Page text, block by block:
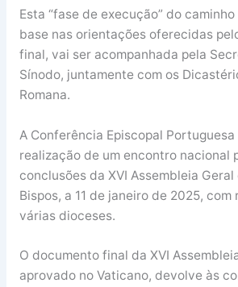
Esta “fase de execução” do
base nas orientações oferecidas
final, vai ser acompanhada pela
Sínodo, juntamente com os
Romana.
A Conferência Episcopal Portuguesa
realização de um encontro nacional
conclusões da XVI Assembleia
Bispos, a 11 de janeiro de 2025,
várias dioceses.
O documento final da XVI
aprovado no Vaticano, devolve às